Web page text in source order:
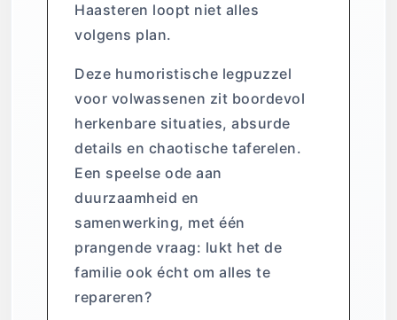
Haasteren loopt niet alles
volgens plan.
Deze humoristische legpuzzel
voor volwassenen zit boordevol
herkenbare situaties, absurde
details en chaotische taferelen.
Een speelse ode aan
duurzaamheid en
samenwerking, met één
prangende vraag: lukt het de
familie ook écht om alles te
repareren?